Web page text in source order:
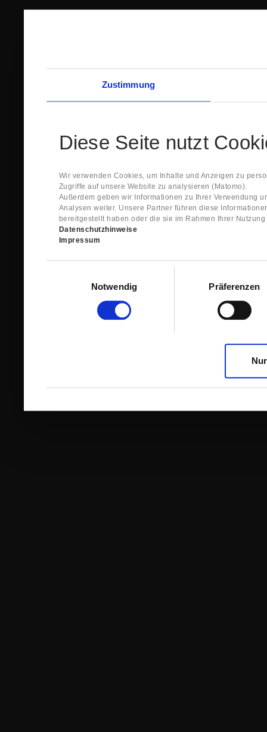
Zustimmung
Diese Seite nutzt
Wir verwenden Cookies, um Inhalte und Anzeigen zu
Zugriffe auf unsere Website zu analysieren (Matomo).
Außerdem geben wir Informationen zu Ihrer Verwendung
Analysen weiter. Unsere Partner führen diese
bereitgestellt haben oder die sie im Rahmen Ihrer
Datenschutzhinweise
Impressum
Notwendig
Präferenzen